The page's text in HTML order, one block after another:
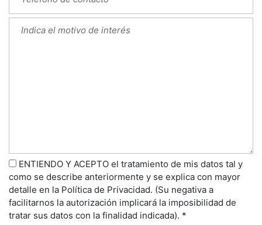
ENTIENDO Y ACEPTO el tratamiento de mis datos tal y
como se describe anteriormente y se explica con mayor
detalle en la Política de Privacidad. (Su negativa a
facilitarnos la autorización implicará la imposibilidad de
tratar sus datos con la finalidad indicada). *